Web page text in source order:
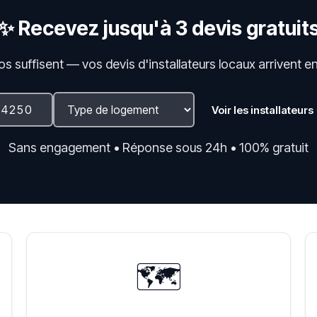
Recevez jusqu'à 3 devis
suffisent — vos devis d'installateurs locaux arrivent
Voir les
Sans engagement • Réponse sous 24h • 100% gratuit
🗺️